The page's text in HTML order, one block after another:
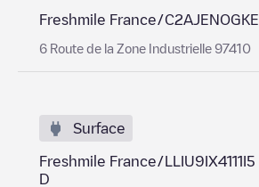
Freshmile France/C2AJENOGKE
6 Route de la Zone Industrielle 97410
Surface
Freshmile France/LLIU9IX4111I5
D